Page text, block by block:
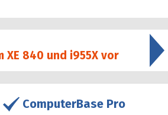
840 und i955X vor
ComputerBase Pro